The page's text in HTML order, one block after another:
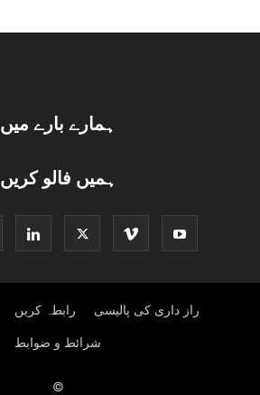
ہمارے بارے میں
ہمیں فالو کریں
رابطہ کریں راز داری کی پالیسی
شرائط و ضوابط
©